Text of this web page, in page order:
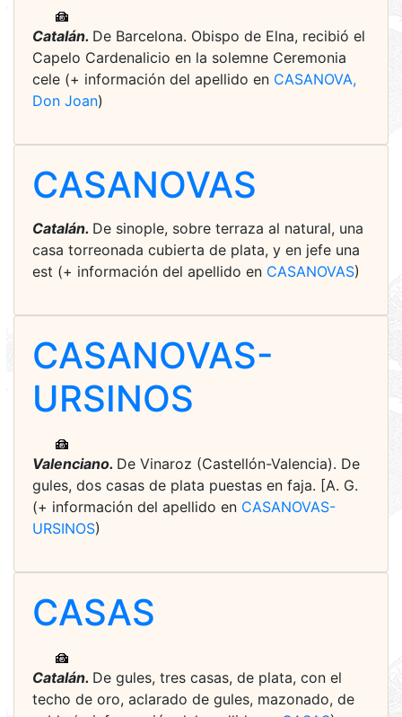
Catalán. De Barcelona. Obispo de Elna, recibió el
Capelo Cardenalicio en la solemne Ceremonia
cele (+ información del apellido en CASANOVA,
Don Joan)
CASANOVAS
Catalán. De sinople, sobre terraza al natural, una
casa torreonada cubierta de plata, y en jefe una
est (+ información del apellido en CASANOVAS)
CASANOVAS-
URSINOS
Valenciano. De Vinaroz (Castellón-Valencia). De
gules, dos casas de plata puestas en faja. [A. G.
(+ información del apellido en CASANOVAS-
URSINOS)
CASAS
Catalán. De gules, tres casas, de plata, con el
techo de oro, aclarado de gules, mazonado, de